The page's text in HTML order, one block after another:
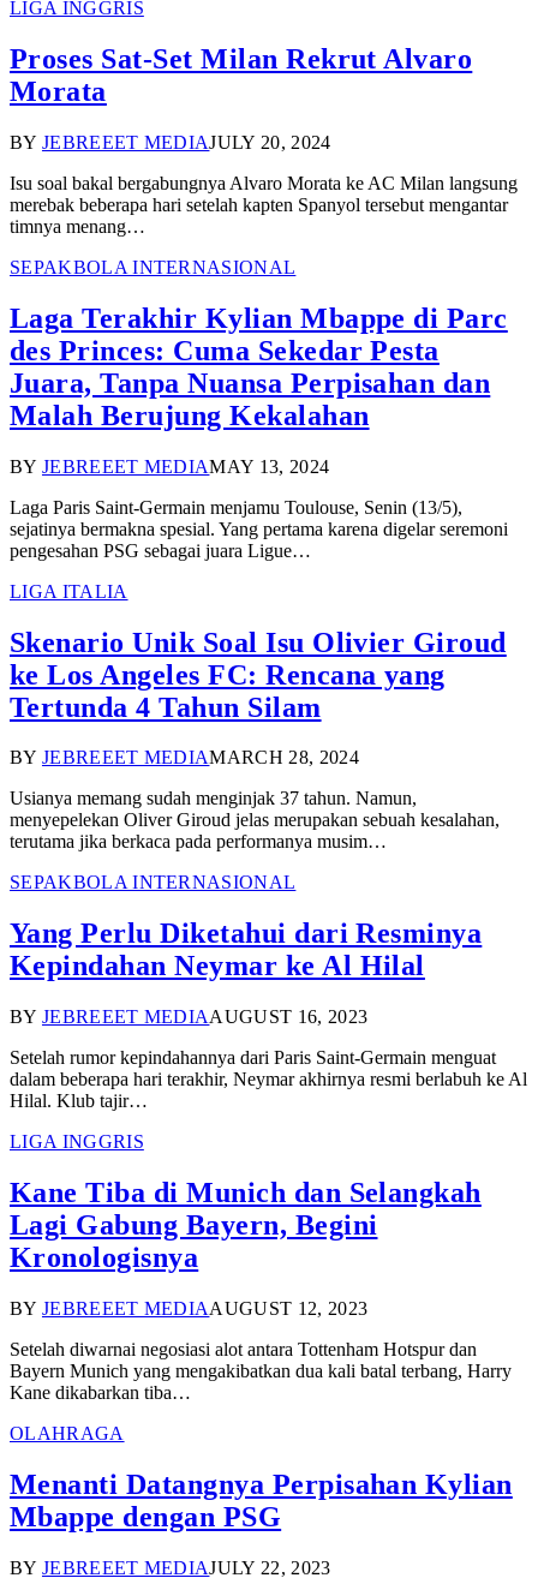
LIGA INGGRIS
Proses Sat-Set Milan Rekrut Alvaro
Morata
BY JEBREEET MEDIAJULY 20, 2024
Isu soal bakal bergabungnya Alvaro Morata ke AC Milan langsung
merebak beberapa hari setelah kapten Spanyol tersebut mengantar
timnya menang…
SEPAKBOLA INTERNASIONAL
Laga Terakhir Kylian Mbappe di Parc
des Princes: Cuma Sekedar Pesta
Juara, Tanpa Nuansa Perpisahan dan
Malah Berujung Kekalahan
BY JEBREEET MEDIAMAY 13, 2024
Laga Paris Saint-Germain menjamu Toulouse, Senin (13/5),
sejatinya bermakna spesial. Yang pertama karena digelar seremoni
pengesahan PSG sebagai juara Ligue…
LIGA ITALIA
Skenario Unik Soal Isu Olivier Giroud
ke Los Angeles FC: Rencana yang
Tertunda 4 Tahun Silam
BY JEBREEET MEDIAMARCH 28, 2024
Usianya memang sudah menginjak 37 tahun. Namun,
menyepelekan Oliver Giroud jelas merupakan sebuah kesalahan,
terutama jika berkaca pada performanya musim…
SEPAKBOLA INTERNASIONAL
Yang Perlu Diketahui dari Resminya
Kepindahan Neymar ke Al Hilal
BY JEBREEET MEDIAAUGUST 16, 2023
Setelah rumor kepindahannya dari Paris Saint-Germain menguat
dalam beberapa hari terakhir, Neymar akhirnya resmi berlabuh ke Al
Hilal. Klub tajir…
LIGA INGGRIS
Kane Tiba di Munich dan Selangkah
Lagi Gabung Bayern, Begini
Kronologisnya
BY JEBREEET MEDIAAUGUST 12, 2023
Setelah diwarnai negosiasi alot antara Tottenham Hotspur dan
Bayern Munich yang mengakibatkan dua kali batal terbang, Harry
Kane dikabarkan tiba…
OLAHRAGA
Menanti Datangnya Perpisahan Kylian
Mbappe dengan PSG
BY JEBREEET MEDIAJULY 22, 2023